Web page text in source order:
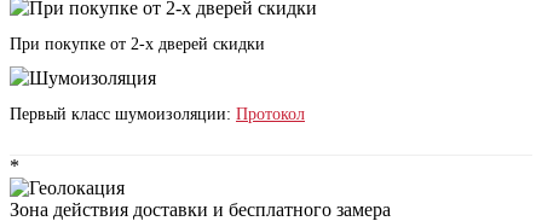
При покупке от 2-х дверей скидки
Первый класс шумоизоляции: Протокол
*
Зона действия доставки и бесплатного замера